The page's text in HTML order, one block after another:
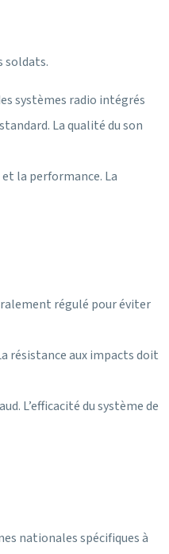
soldats.
systèmes radio intégrés
La qualité du son
la performance. La
régulé pour éviter
résistance aux impacts doit
L’efficacité du système de
nationales spécifiques à